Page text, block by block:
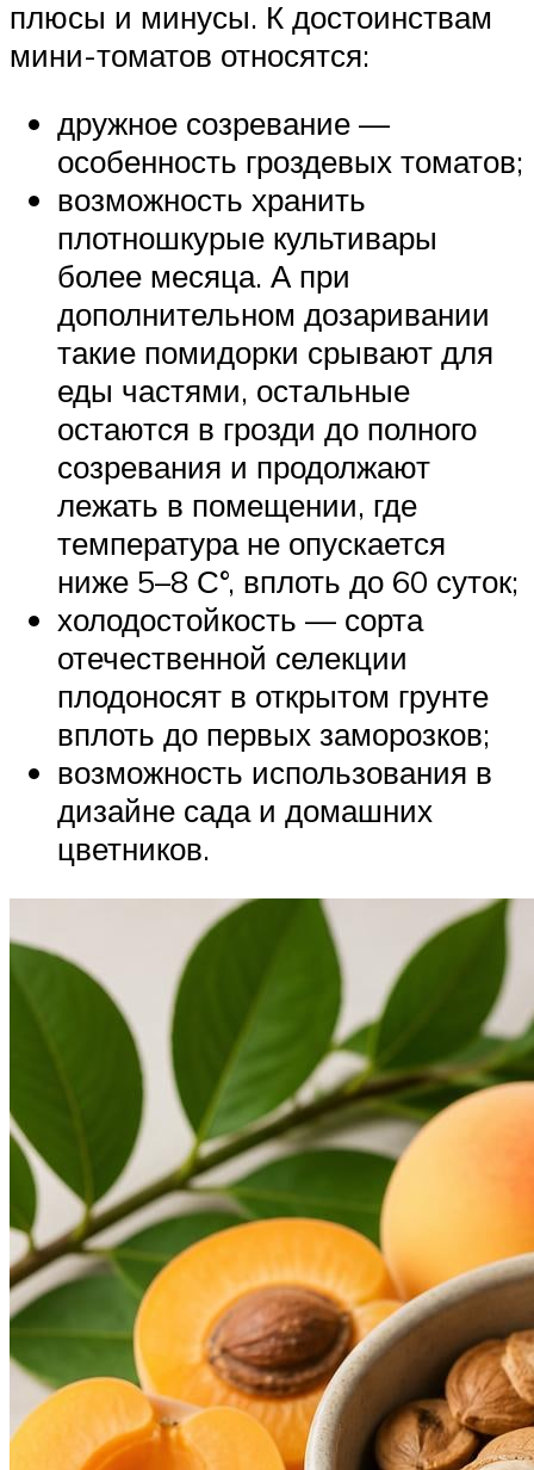
плюсы и минусы. К достоинствам
мини-томатов относятся:
дружное созревание —
особенность гроздевых томатов;
возможность хранить
плотношкурые культивары
более месяца. А при
дополнительном дозаривании
такие помидорки срывают для
еды частями, остальные
остаются в грозди до полного
созревания и продолжают
лежать в помещении, где
температура не опускается
ниже 5–8 С°, вплоть до 60 суток;
холодостойкость — сорта
отечественной селекции
плодоносят в открытом грунте
вплоть до первых заморозков;
возможность использования в
дизайне сада и домашних
цветников.